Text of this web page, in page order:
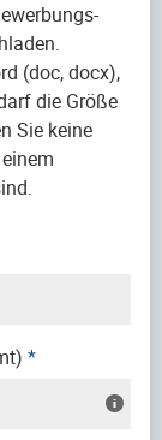
(doc, docx),
die Größe
Sie keine
*